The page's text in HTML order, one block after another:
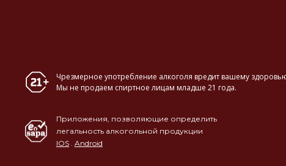
Чрезмерное употребление алкоголя вредит вашему
Мы не продаем спиртное лицам младше 21 года.
Приложения, позволяющие определить
легальность алкогольной продукции
IOS . Android